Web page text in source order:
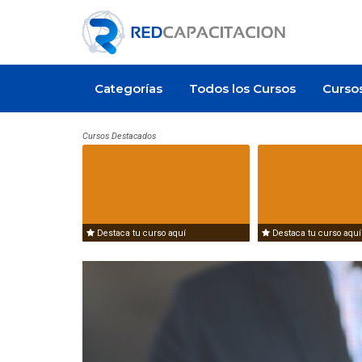
Categorías Todos los Cursos
Cursos Destacados
Destaca tu curso aquí Destaca tu curso aquí
Oferta de empleo